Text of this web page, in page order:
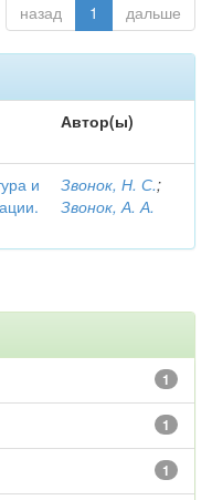
назад 1 дальше
Автор(ы)
и
Звонок, Н. С.;
Звонок, А. А.
1
1
1